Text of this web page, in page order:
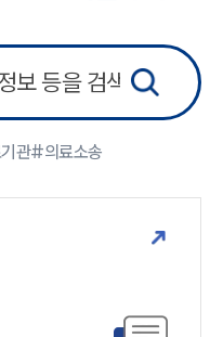
관#의료소송